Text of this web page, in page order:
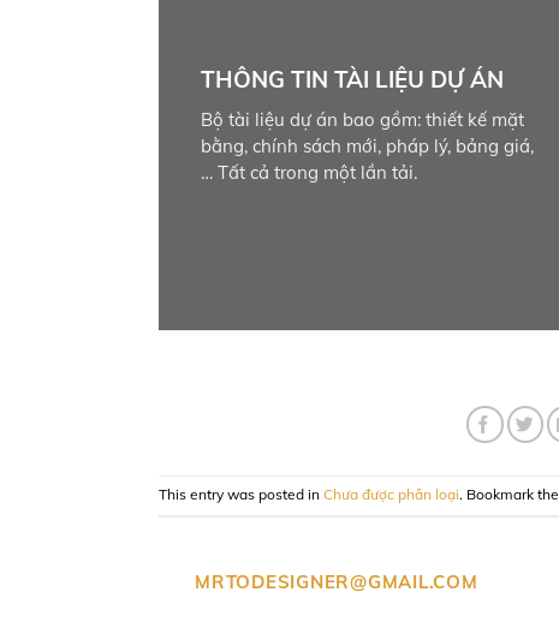
THÔNG TIN TÀI LIỆU DỰ ÁN
Bộ tài liệu dự án bao gồm: thiết kế mặt
bằng, chính sách mới, pháp lý, bảng giá,
… Tất cả trong một lần tải.
This entry was posted in Chưa được phân loại. Bookmark the
MRTODESIGNER@GMAIL.COM